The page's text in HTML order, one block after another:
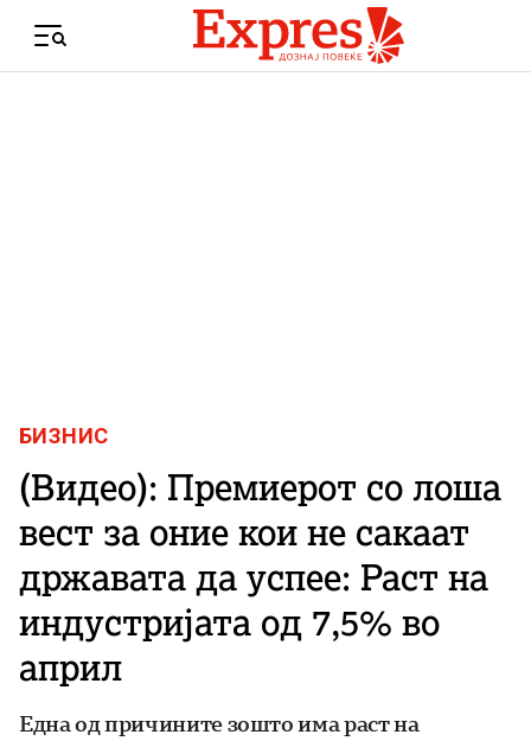
Menu
БИЗНИС
(Видео): Премиерот со лоша
вест за оние кои не сакаат
државата да успее: Раст на
индустријата од 7,5% во
април
Една од причините зошто има раст на